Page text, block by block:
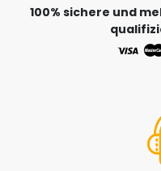
100% sichere und